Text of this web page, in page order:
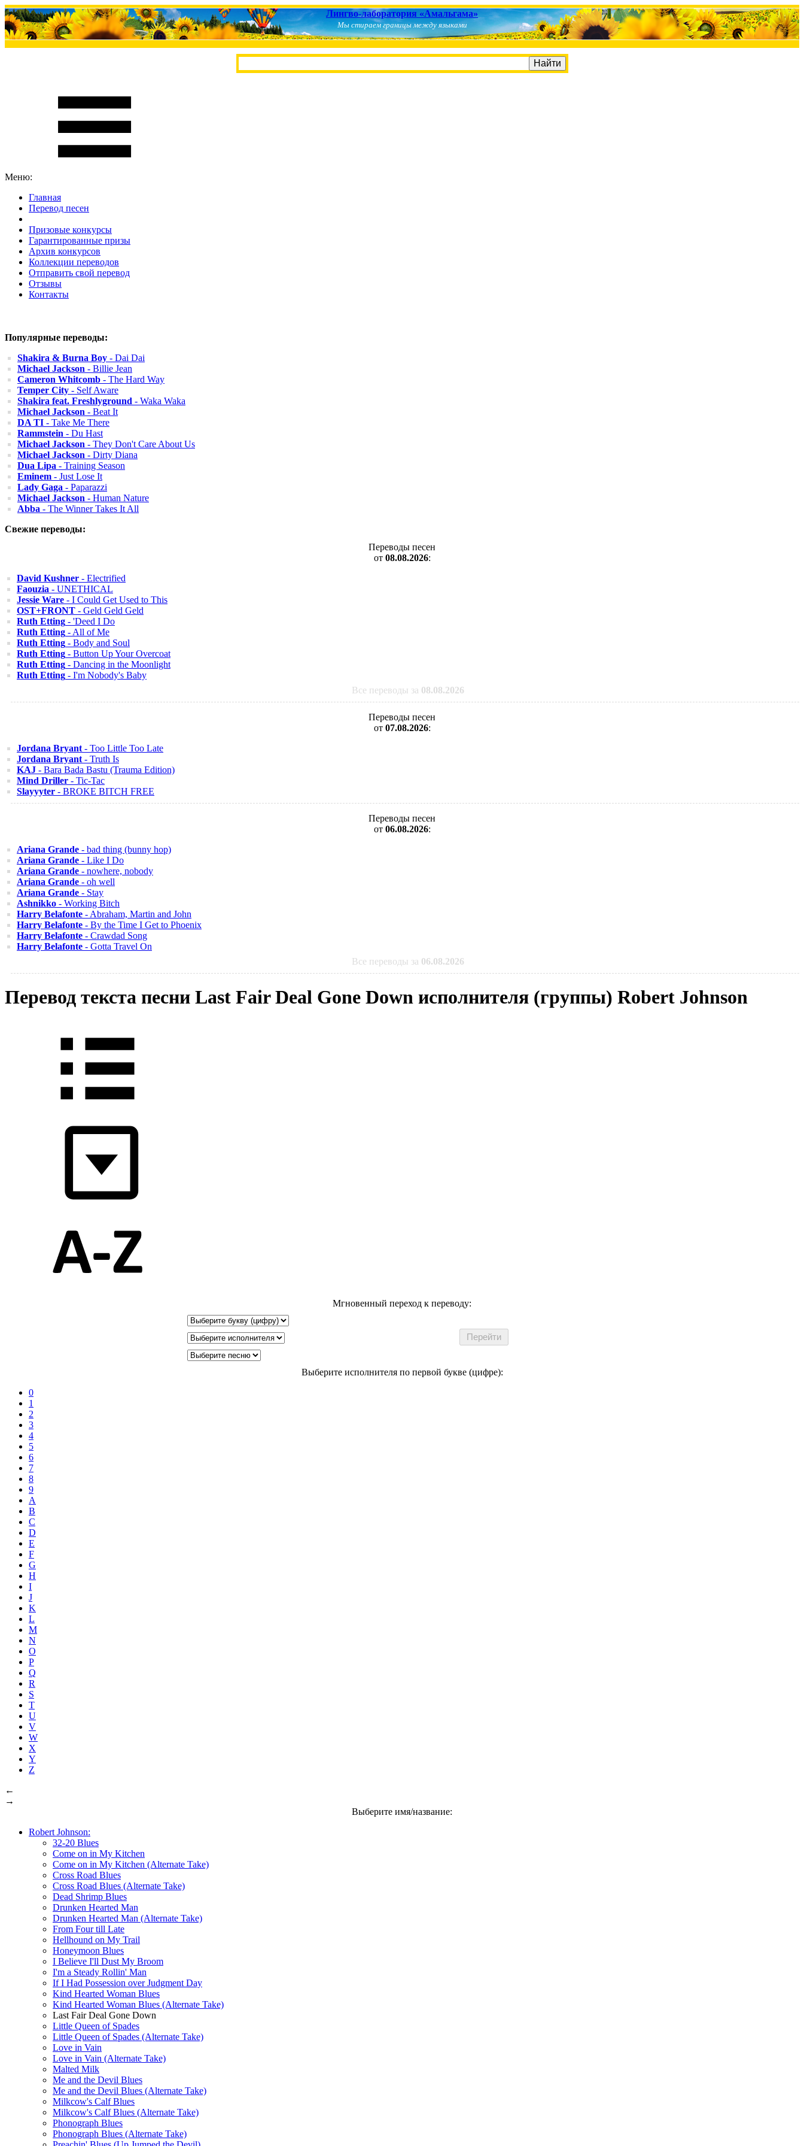
Лингво-лаборатория «Амальгама»
Мы стираем границы между языками
Меню:
Главная
Перевод песен
Призовые конкурсы
Гарантированные призы
Архив конкурсов
Коллекции переводов
Отправить свой перевод
Отзывы
Контакты
Популярные переводы:
Shakira & Burna Boy - Dai Dai
Michael Jackson - Billie Jean
Cameron Whitcomb - The Hard Way
Temper City - Self Aware
Shakira feat. Freshlyground - Waka Waka
Michael Jackson - Beat It
DA TI - Take Me There
Rammstein - Du Hast
Michael Jackson - They Don't Care About Us
Michael Jackson - Dirty Diana
Dua Lipa - Training Season
Eminem - Just Lose It
Lady Gaga - Paparazzi
Michael Jackson - Human Nature
Abba - The Winner Takes It All
Свежие переводы:
Переводы песен
от 08.08.2026:
David Kushner - Electrified
Faouzia - UNETHICAL
Jessie Ware - I Could Get Used to This
OST+FRONT - Geld Geld Geld
Ruth Etting - 'Deed I Do
Ruth Etting - All of Me
Ruth Etting - Body and Soul
Ruth Etting - Button Up Your Overcoat
Ruth Etting - Dancing in the Moonlight
Ruth Etting - I'm Nobody's Baby
Все переводы за 08.08.2026
Переводы песен
от 07.08.2026:
Jordana Bryant - Too Little Too Late
Jordana Bryant - Truth Is
KAJ - Bara Bada Bastu (Trauma Edition)
Mind Driller - Tic-Tac
Slayyyter - BROKE BITCH FREE
Переводы песен
от 06.08.2026:
Ariana Grande - bad thing (bunny hop)
Ariana Grande - Like I Do
Ariana Grande - nowhere, nobody
Ariana Grande - oh well
Ariana Grande - Stay
Ashnikko - Working Bitch
Harry Belafonte - Abraham, Martin and John
Harry Belafonte - By the Time I Get to Phoenix
Harry Belafonte - Crawdad Song
Harry Belafonte - Gotta Travel On
Все переводы за 06.08.2026
Перевод текста песни Last Fair Deal Gone Down исполнителя (группы) Robert Johnson
Мгновенный переход к переводу:
Выберите исполнителя по первой букве (цифре):
0
1
2
3
4
5
6
7
8
9
A
B
C
D
E
F
G
H
I
J
K
L
M
N
O
P
Q
R
S
T
U
V
W
X
Y
Z
←
→
Выберите имя/название:
Robert Johnson:
32-20 Blues
Come on in My Kitchen
Come on in My Kitchen (Alternate Take)
Cross Road Blues
Cross Road Blues (Alternate Take)
Dead Shrimp Blues
Drunken Hearted Man
Drunken Hearted Man (Alternate Take)
From Four till Late
Hellhound on My Trail
Honeymoon Blues
I Believe I'll Dust My Broom
I'm a Steady Rollin' Man
If I Had Possession over Judgment Day
Kind Hearted Woman Blues
Kind Hearted Woman Blues (Alternate Take)
Last Fair Deal Gone Down
Little Queen of Spades
Little Queen of Spades (Alternate Take)
Love in Vain
Love in Vain (Alternate Take)
Malted Milk
Me and the Devil Blues
Me and the Devil Blues (Alternate Take)
Milkcow's Calf Blues
Milkcow's Calf Blues (Alternate Take)
Phonograph Blues
Phonograph Blues (Alternate Take)